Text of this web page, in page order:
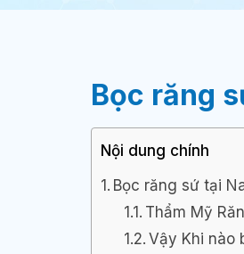
Bọc răng
Nội dung chính
Bọc răng sứ tại
Thẩm Mỹ
Vậy Khi nào